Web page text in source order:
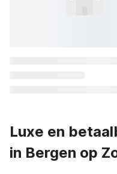
Luxe en
in Bergen op